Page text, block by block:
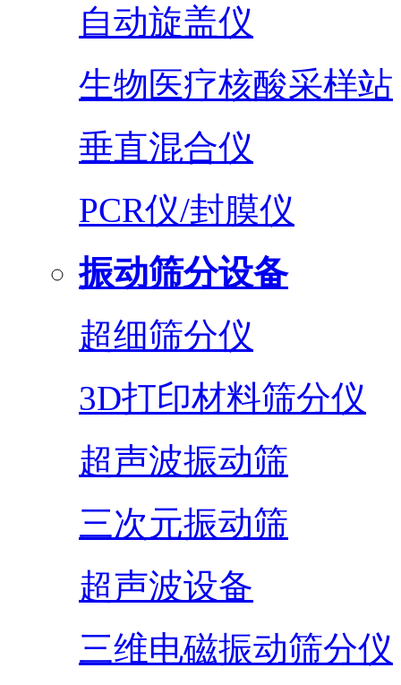
自动旋盖仪
生物医疗核酸采样站
垂直混合仪
PCR仪/封膜仪
振动筛分设备
超细筛分仪
3D打印材料筛分仪
超声波振动筛
三次元振动筛
超声波设备
三维电磁振动筛分仪